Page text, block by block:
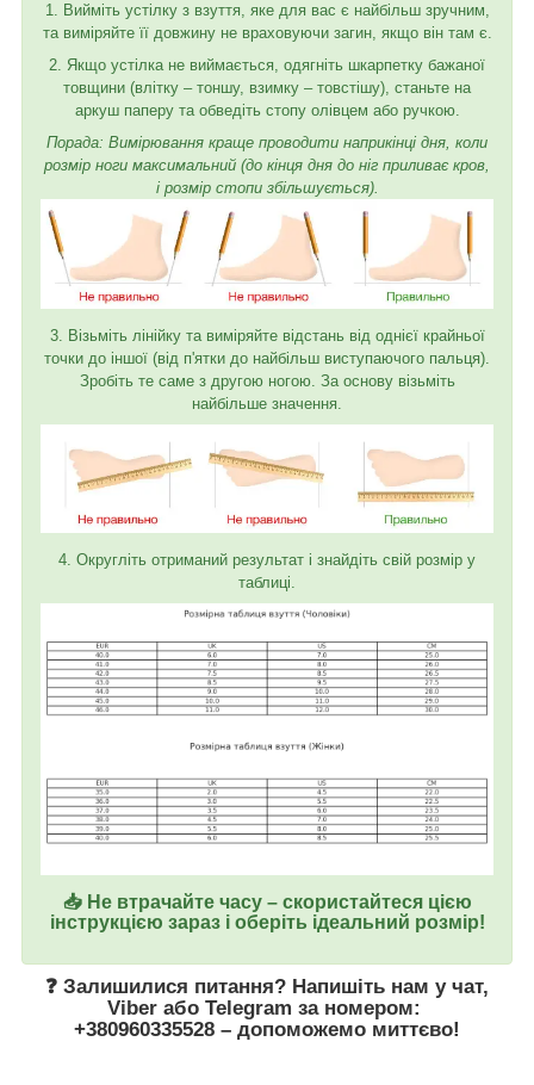
1. Вийміть устілку з взуття, яке для вас є найбільш зручним,
та виміряйте її довжину не враховуючи загин, якщо він там є.
2. Якщо устілка не виймається, одягніть шкарпетку бажаної
товщини (влітку – тоншу, взимку – товстішу), станьте на
аркуш паперу та обведіть стопу олівцем або ручкою.
Порада: Вимірювання краще проводити наприкінці дня, коли
розмір ноги максимальний (до кінця дня до ніг приливає кров,
і розмір стопи збільшується).
3. Візьміть лінійку та виміряйте відстань від однієї крайньої
точки до іншої (від п'ятки до найбільш виступаючого пальця).
Зробіть те саме з другою ногою. За основу візьміть
найбільше значення.
4. Округліть отриманий результат і знайдіть свій розмір у
таблиці.
📥 Не втрачайте часу – скористайтеся цією
інструкцією зараз і оберіть ідеальний розмір!
❓ Залишилися питання? Напишіть нам у чат,
Viber або Telegram за номером:
+380960335528 – допоможемо миттєво!